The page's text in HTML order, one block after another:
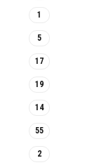
1
5
17
19
14
55
2